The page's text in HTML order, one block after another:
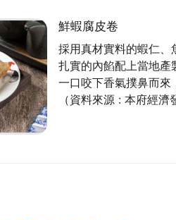
經過香港廚師精心研究，
絕對可以滿足您的味蕾，
人都可以在桃園就享受到
粉
發展局）
鮮蝦腐皮卷
採用真材實料的蝦仁、
扎實的內餡配上當地產
一口咬下香氣撲鼻而來
（資料來源 : 本府經濟